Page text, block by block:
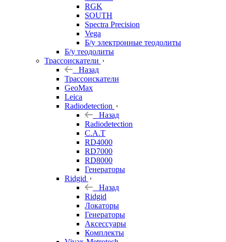
RGK
SOUTH
Spectra Precision
Vega
Б/у электронные теодолиты
Б/у теодолиты
Трассоискатели
Назад
Трассоискатели
GeoMax
Leica
Radiodetection
Назад
Radiodetection
C.A.T
RD4000
RD7000
RD8000
Генераторы
Ridgid
Назад
Ridgid
Локаторы
Генераторы
Аксессуары
Комплекты